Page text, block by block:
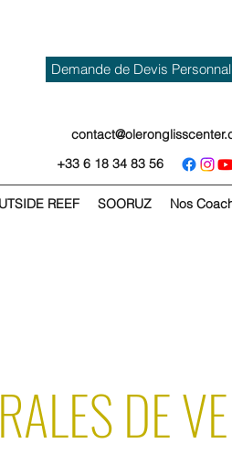
Demande de Devis
+33 6 18 34 83 56
REEF SOORUZ Nos
DE